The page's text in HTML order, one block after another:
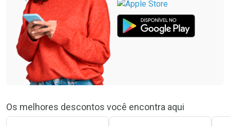
Os melhores descontos você encontra aqui